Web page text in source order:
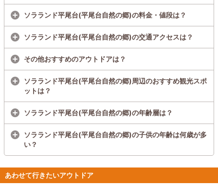
ソラランド平尾台(平尾台自然の郷)の料金・値段は？
ソラランド平尾台(平尾台自然の郷)の交通アクセスは？
その他おすすめのアウトドアは？
ソラランド平尾台(平尾台自然の郷)周辺のおすすめ観光スポ
ットは？
ソラランド平尾台(平尾台自然の郷)の年齢層は？
ソラランド平尾台(平尾台自然の郷)の子供の年齢は何歳が多
い？
あわせて行きたいアウトドア